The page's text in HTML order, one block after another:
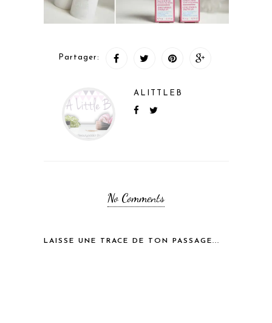
Partager:
ALITTLEB
No Comments
LAISSE UNE TRACE DE TON PASSAGE...